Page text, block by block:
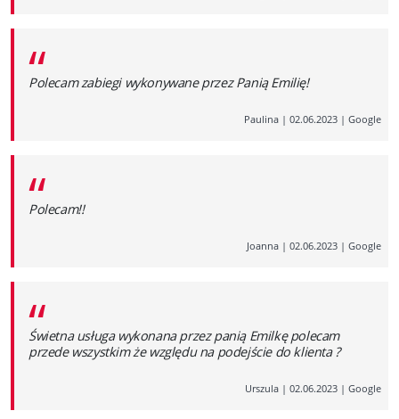
“
Polecam zabiegi wykonywane przez Panią Emilię!
Paulina | 02.06.2023 | Google
“
Polecam!!
Joanna | 02.06.2023 | Google
“
Świetna usługa wykonana przez panią Emilkę polecam
przede wszystkim że względu na podejście do klienta ?
Urszula | 02.06.2023 | Google